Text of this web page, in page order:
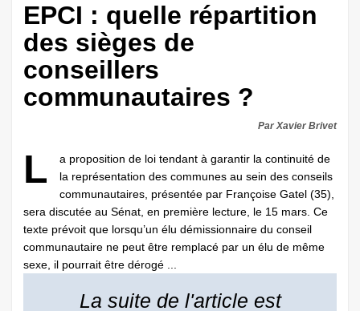
EPCI : quelle répartition
des sièges de
conseillers
communautaires ?
Par Xavier Brivet
L
a proposition de loi tendant à garantir la continuité de
la représentation des communes au sein des conseils
communautaires, présentée par Françoise Gatel (35),
sera discutée au Sénat, en première lecture, le 15 mars. Ce
texte prévoit que lorsqu’un élu démissionnaire du conseil
communautaire ne peut être remplacé par un élu de même
sexe, il pourrait être dérogé ...
La suite de l'article est